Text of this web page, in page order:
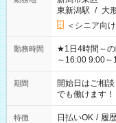
東新潟駅 / 大
＜シニア向
勤務時間
★1日4時間～の時短シフトOK
～16:00 9:00～
の場合、他の
せん ※法令に
象となります ※
り、短時間・
期間
開始日はご相
でも働けます！
特徴 日払いOK / 履